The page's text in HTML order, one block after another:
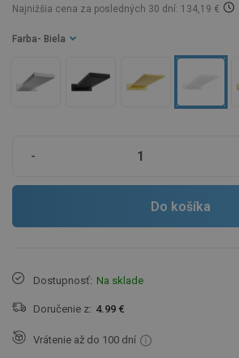
Najnižšia cena za posledných 30 dní: 134,19 €
Farba - Biela
-
Do košíka
Dostupnosť: Na sklade
Doručenie z: 4.99 €
Vrátenie až do 100 dní